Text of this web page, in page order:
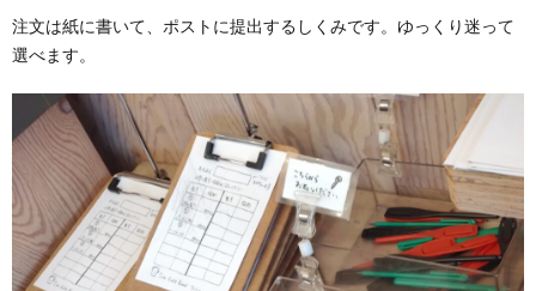
注文は紙に書いて、ポストに提出するしくみです。ゆっくり迷って
選べます。